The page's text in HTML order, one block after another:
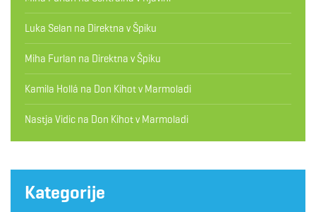
Luka Selan na Direktna v Špiku
Miha Furlan na Direktna v Špiku
Kamila Hollá na Don Kihot v Marmoladi
Nastja Vidic na Don Kihot v Marmoladi
Kategorije